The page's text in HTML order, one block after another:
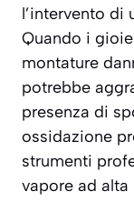
l’intervento di
Quando i
montature
potrebbe
presenza di
ossidazione
strumenti
vapore ad alta